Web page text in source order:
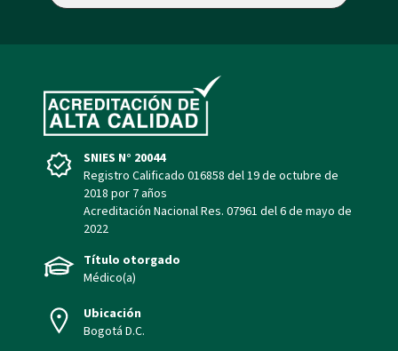
SNIES N° 20044
Registro Calificado 016858 del 19 de octubre de
2018 por 7 años
Acreditación Nacional Res. 07961 del 6 de mayo de
2022
Título otorgado
Médico(a)
Ubicación
Bogotá D.C.